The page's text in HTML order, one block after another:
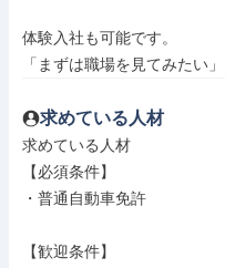
体験入社も可能です。
「まずは職場を見てみたい
求めている人材
求めている人材
【必須条件】
・普通自動車免許
【歓迎条件】